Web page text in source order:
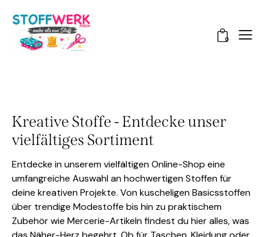
0
Kreative Stoffe - Entdecke unser
vielfältiges Sortiment
Entdecke in unserem vielfältigen Online-Shop eine
umfangreiche Auswahl an hochwertigen Stoffen für
deine kreativen Projekte. Von kuscheligen Basicsstoffen
über trendige Modestoffe bis hin zu praktischem
Zubehör wie Mercerie-Artikeln findest du hier alles, was